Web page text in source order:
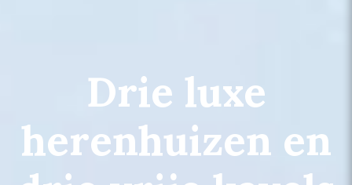
Drie luxe
herenhuizen en